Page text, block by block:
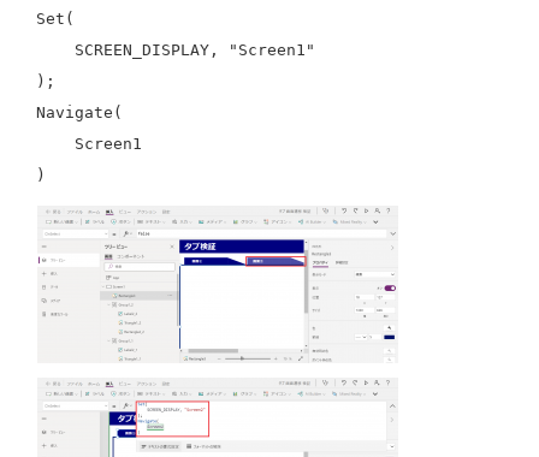
Set(
SCREEN_DISPLAY, "Screen1"
);
Navigate(
Screen1
)